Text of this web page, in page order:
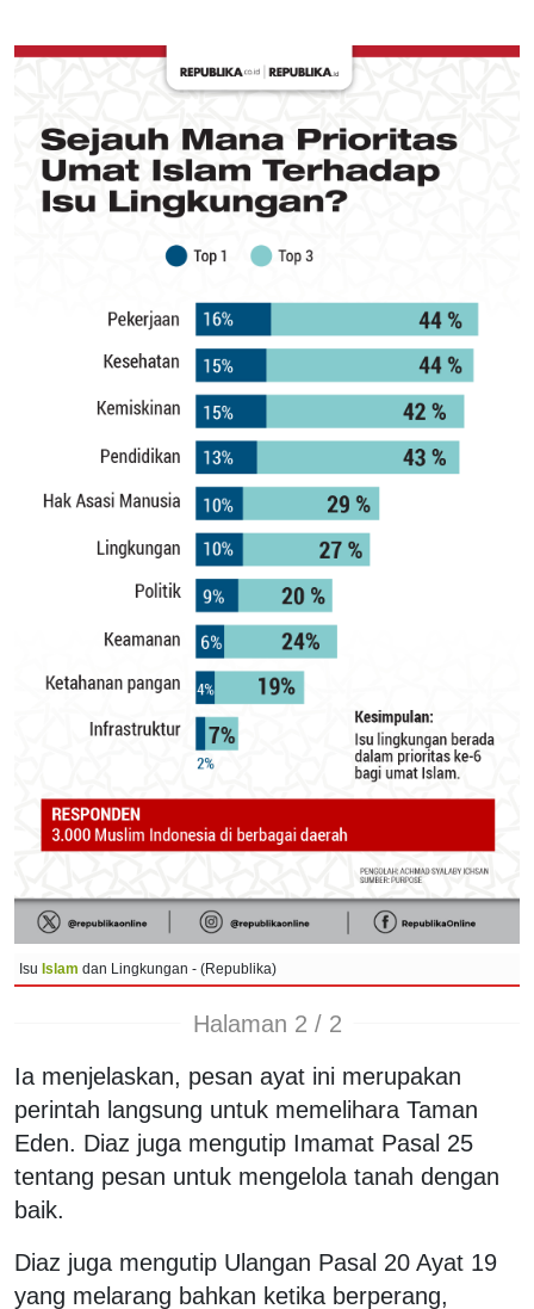
Isu Islam dan Lingkungan - (Republika)
Halaman 2 / 2
Ia menjelaskan, pesan ayat ini merupakan
perintah langsung untuk memelihara Taman
Eden. Diaz juga mengutip Imamat Pasal 25
tentang pesan untuk mengelola tanah dengan
baik.
Diaz juga mengutip Ulangan Pasal 20 Ayat 19
yang melarang bahkan ketika berperang,